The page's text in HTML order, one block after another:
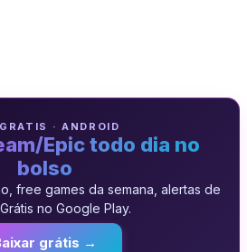
· ANDROID
Epic todo dia no
bolso
free games da semana, alertas de
no Google Play.
grátis →